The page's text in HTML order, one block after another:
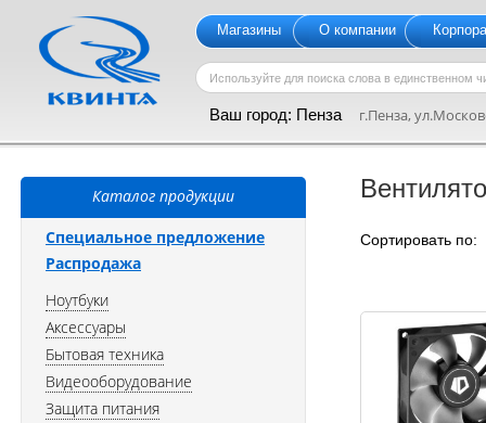
Магазины О компании
Ваш город: Пенза г.Пенза,
Сортировать
Каталог продукции
Специальное предложение
Распродажа
Ноутбуки
Аксессуары
Бытовая техника
Видеооборудование
Защита питания